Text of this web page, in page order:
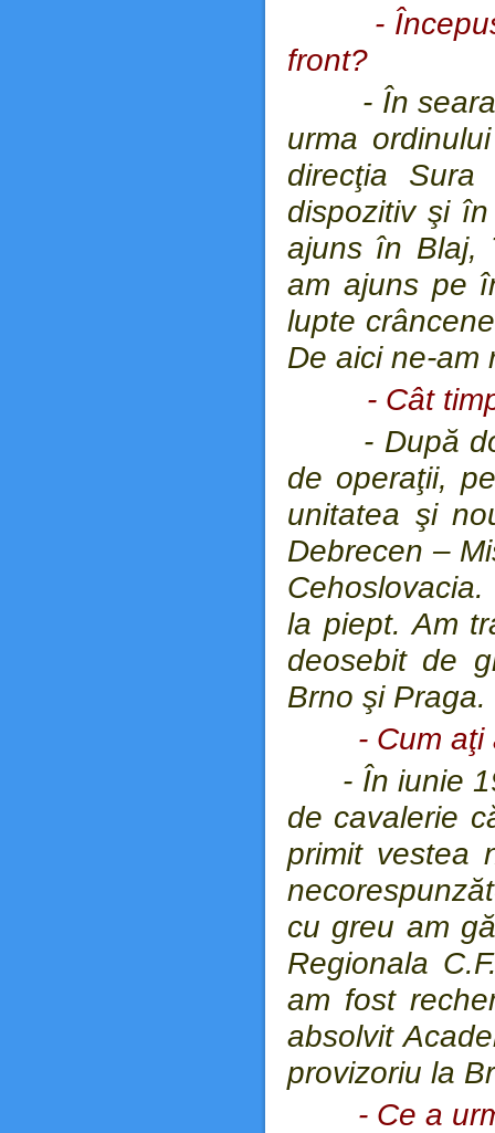
-
front?
- În seara
urma
direcţia
dispozitiv şi
ajuns în Blaj,
am ajuns pe
lupte
De aici ne-am
- Cât
- După
de operaţii,
unitatea şi
Debrecen –
la piept. Am
deosebit de
Brno şi Praga.
- Cum
- În iunie
de cavalerie
primit vestea
cu greu am
Regionala
am fost
absolvit
provizoriu la
- Ce a